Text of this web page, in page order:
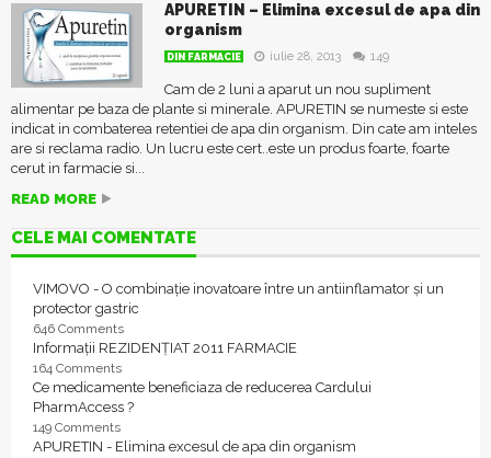
APURETIN – Elimina excesul de apa din
organism
DIN FARMACIE iulie 28, 2013 149
Cam de 2 luni a aparut un nou supliment
alimentar pe baza de plante si minerale. APURETIN se numeste si este
indicat in combaterea retentiei de apa din organism. Din cate am inteles
are si reclama radio. Un lucru este cert..este un produs foarte, foarte
cerut in farmacie si...
READ MORE
CELE MAI COMENTATE
VIMOVO - O combinație inovatoare între un antiinflamator și un
protector gastric
646 Comments
Informații REZIDENȚIAT 2011 FARMACIE
164 Comments
Ce medicamente beneficiaza de reducerea Cardului
PharmAccess ?
149 Comments
APURETIN - Elimina excesul de apa din organism